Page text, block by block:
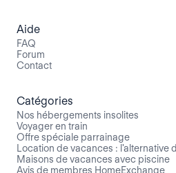
Aide
FAQ
Forum
Contact
Catégories
Nos hébergements insolites
Voyager en train
Offre spéciale parrainage
Location de vacances : l'alternative
Maisons de vacances avec piscine
Avis de membres HomeExchange